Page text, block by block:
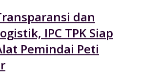
dan
IPC TPK Siap
Pemindai Peti